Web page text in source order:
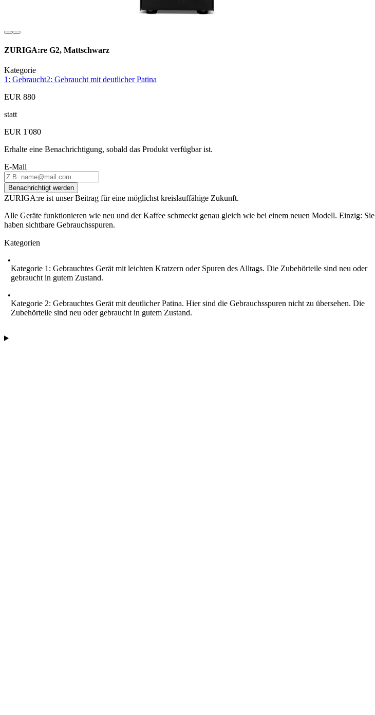
ZURIGA:re G2, Mattschwarz
Kategorie
1: Gebraucht2: Gebraucht mit deutlicher Patina
EUR 880
statt
EUR 1'080
Erhalte eine Benachrichtigung, sobald das Produkt verfügbar ist.
E-Mail
Benachrichtigt werden
ZURIGA:re ist unser Beitrag für eine möglichst kreislauffähige Zukunft.
Alle Geräte funktionieren wie neu und der Kaffee schmeckt genau gleich wie bei einem neuen Modell. Einzig: Sie
haben sichtbare Gebrauchsspuren.
Kategorien
Kategorie 1: Gebrauchtes Gerät mit leichten Kratzern oder Spuren des Alltags. Die Zubehörteile sind neu oder
gebraucht in gutem Zustand.
Kategorie 2: Gebrauchtes Gerät mit deutlicher Patina. Hier sind die Gebrauchsspuren nicht zu übersehen. Die
Zubehörteile sind neu oder gebraucht in gutem Zustand.